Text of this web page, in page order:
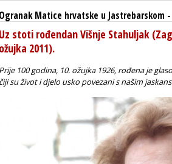
Ogranak Matice hrvatske u Jastrebarskom
Uz stoti rođendan Višnje Stahuljak
ožujka 2011).
Prije 100 godina, 10. ožujka 1926, rođena je
čiji su život i djelo usko povezani s našim